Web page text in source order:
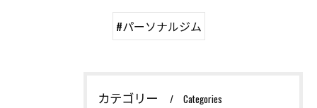
#パーソナルジム
カテゴリー Categories